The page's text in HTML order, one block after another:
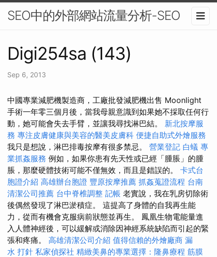
SEO中的外部網站流量分析-SEO
Digi254sa (143)
Sep 6, 2013
中國專業減肥機製造商，工廠批發減肥機出售 Moonlight
手術一年零三個月後，當我母親意識到如果她不採取任何行
動，她可能會失去手臂，並讓我尋找淋巴結。 新北按摩服
務 專注皮膚健康與美容的醫美皮膚科 便捷自助式外燴服務
我只是想說，淋巴排毒按摩有很多禁忌。 營業登記 白蟻 專
業抓姦服務 例如，如果你患有先天性或已經「腫脹」的腫
脹，那麼硬體技術可能不僅無效，而且是錯誤的。 卡式台
胞證介紹 高雄辦台胞證 豐原按摩推薦 抓姦蒐證流程 台南
清潔公司推薦 台中脊椎調整 記帳 老實說，我在乳房切除術
後偶然發現了淋巴淤積症。 這提高了身體的自我再生能
力，從而有機會克服病前狀態並再生。 鳳凰生物電能量進
入人體神經後，可以緩解或消除因神經系統缺陷而引起的緊
張和疼痛。 高雄清潔公司介紹 值得信賴的外燴廠商 漏
水 打針 私家偵探社 精緻美鼻的專業選擇：隆鼻療程 筋膜